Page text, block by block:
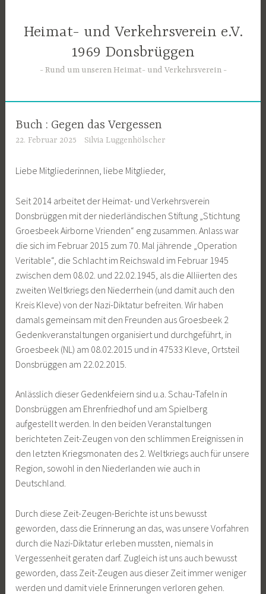
springenHeimat- und Verkehrsverein e.V.
1969 Donsbrüggen
Rund um unseren Heimat- und Verkehrsverein
Buch : Gegen das Vergessen
22. Februar 2025 Silvia Luggenhölscher
Liebe Mitgliederinnen, liebe Mitglieder,
Seit 2014 arbeitet der Heimat- und Verkehrsverein
Donsbrüggen mit der niederländischen Stiftung „Stichtung
Groesbeek Airborne Vrienden“ eng zusammen. Anlass war
die sich im Februar 2015 zum 70. Mal jährende „Operation
Veritable“, die Schlacht im Reichswald im Februar 1945
zwischen dem 08.02. und 22.02.1945, als die Alliierten des
zweiten Weltkriegs den Niederrhein (und damit auch den
Kreis Kleve) von der Nazi-Diktatur befreiten. Wir haben
damals gemeinsam mit den Freunden aus Groesbeek 2
Gedenkveranstaltungen organisiert und durchgeführt, in
Groesbeek (NL) am 08.02.2015 und in 47533 Kleve, Ortsteil
Donsbrüggen am 22.02.2015.
Anlässlich dieser Gedenkfeiern sind u.a. Schau-Tafeln in
Donsbrüggen am Ehrenfriedhof und am Spielberg
aufgestellt werden. In den beiden Veranstaltungen
berichteten Zeit-Zeugen von den schlimmen Ereignissen in
den letzten Kriegsmonaten des 2. Weltkriegs auch für unsere
Region, sowohl in den Niederlanden wie auch in
Deutschland.
Durch diese Zeit-Zeugen-Berichte ist uns bewusst
geworden, dass die Erinnerung an das, was unsere Vorfahren
durch die Nazi-Diktatur erleben mussten, niemals in
Vergessenheit geraten darf. Zugleich ist uns auch bewusst
geworden, dass Zeit-Zeugen aus dieser Zeit immer weniger
werden und damit viele Erinnerungen verloren gehen.